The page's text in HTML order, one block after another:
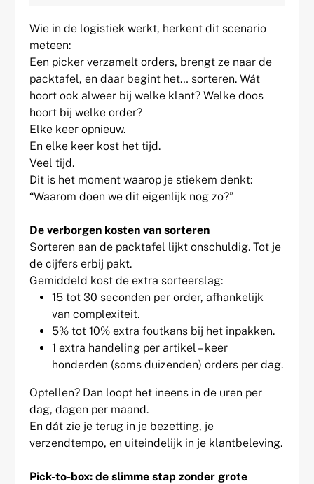
Wie in de logistiek werkt, herkent dit scenario
meteen:
Een picker verzamelt orders, brengt ze naar de
packtafel, en daar begint het… sorteren. Wát
hoort ook alweer bij welke klant? Welke doos
hoort bij welke order?
Elke keer opnieuw.
En elke keer kost het tijd.
Veel tijd.
Dit is het moment waarop je stiekem denkt:
“Waarom doen we dit eigenlijk nog zo?”
De verborgen kosten van sorteren
Sorteren aan de packtafel lijkt onschuldig. Tot je
de cijfers erbij pakt.
Gemiddeld kost de extra sorteerslag:
15 tot 30 seconden per order, afhankelijk
van complexiteit.
5% tot 10% extra foutkans bij het inpakken.
1 extra handeling per artikel – keer
honderden (soms duizenden) orders per dag.
Optellen? Dan loopt het ineens in de uren per
dag, dagen per maand.
En dát zie je terug in je bezetting, je
verzendtempo, en uiteindelijk in je klantbeleving.
Pick-to-box: de slimme stap zonder grote